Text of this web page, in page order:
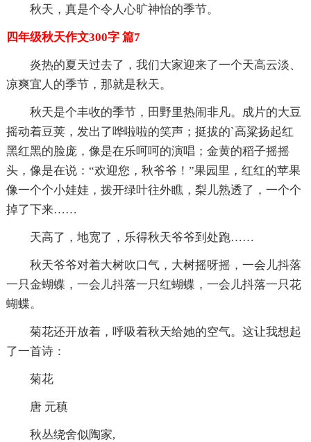
秋天，真是个令人心旷神怡的季节。
四年级秋天作文300字 篇7
炎热的夏天过去了，我们大家迎来了一个天高云淡、
凉爽宜人的季节，那就是秋天。
秋天是个丰收的季节，田野里热闹非凡。成片的大豆
摇动着豆荚，发出了哗啦啦的笑声；挺拔的`高粱扬起红
黑红黑的脸庞，像是在乐呵呵的演唱；金黄的稻子摇摇
头，像是在说：“欢迎您，秋爷爷！”果园里，红红的苹果
像一个个小娃娃，拨开绿叶往外瞧，梨儿熟透了，一个个
掉了下来……
天高了，地宽了，乐得秋天爷爷到处跑……
秋天爷爷对着大树吹口气，大树摇呀摇，一会儿抖落
一只金蝴蝶，一会儿抖落一只红蝴蝶，一会儿抖落一只花
蝴蝶。
菊花还开放着，呼吸着秋天给她的空气。这让我想起
了一首诗：
菊花
唐 元稹
秋丛绕舍似陶家,